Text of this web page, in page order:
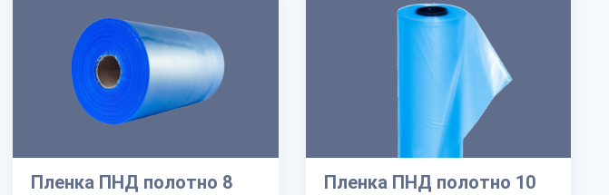
Пленка ПНД полотно 8
Пленка ПНД полотно 10